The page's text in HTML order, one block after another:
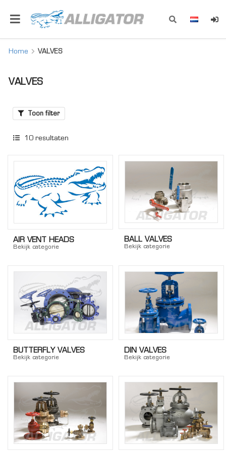
Home VALVES
VALVES
Toon filter
10 resultaten
AIR VENT HEADS
Bekijk categorie
BALL VALVES
Bekijk categorie
BUTTERFLY VALVES
Bekijk categorie
DIN VALVES
Bekijk categorie